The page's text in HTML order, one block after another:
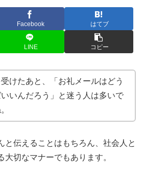
Facebook はてブ
LINE コピー
けたあと、「お礼メールはどう
いんだろう」と迷う人は多いで
と伝えることはもちろん、社会人と
大切なマナーでもあります。